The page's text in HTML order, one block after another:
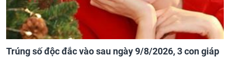
Trúng số độc đắc vào sau ngày 9/8/2026, 3 con giáp